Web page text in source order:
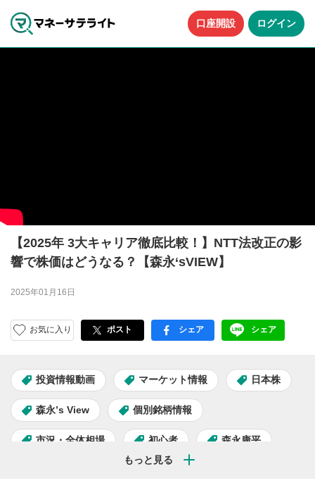
口座開設 ログイン
【2025年 3大キャリア徹底比較！】NTT法改正の影
響で株価はどうなる？【森永‘sVIEW】
2025年01月16日
お気に入り ポスト facebook
シェア LINE
シェア
投資情報動画 マーケット情報 日本株
森永’s View 個別銘柄情報
市況・全体相場 初心者 森永康平